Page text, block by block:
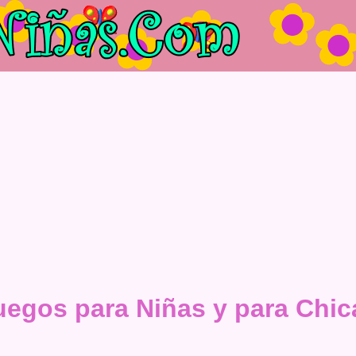
para Niñas y para